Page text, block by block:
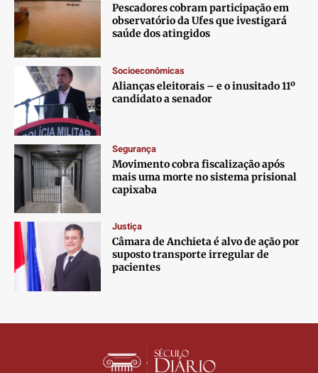
Quem Somos
Expediente
Contato
Anuncie
Termos de Uso
Privacidade
Quem Somos
Expediente
Contato
Anuncie
Termos de Uso
Privacidade
Quem Somos
Expediente
Contato
Anuncie
Termos de Uso
Privacidade
Quem Somos
Expediente
Contato
Anuncie
Termos de Uso
Privacidade
Pescadores cobram participação em
observatório da Ufes que ivestigará
saúde dos atingidos
Socioeconômicas
Alianças eleitorais – e o inusitado 11º
candidato a senador
Segurança
Movimento cobra fiscalização após
mais uma morte no sistema prisional
capixaba
Justiça
Câmara de Anchieta é alvo de ação por
suposto transporte irregular de
pacientes